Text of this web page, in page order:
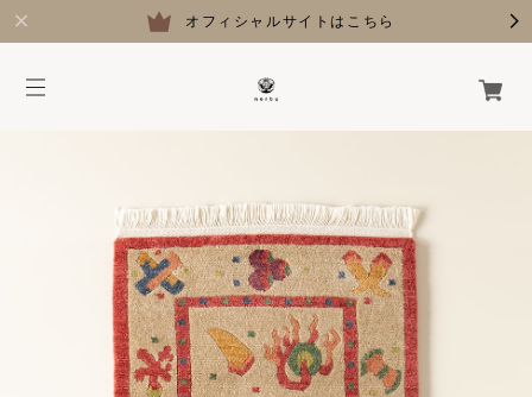
オフィシャルサイトはこちら